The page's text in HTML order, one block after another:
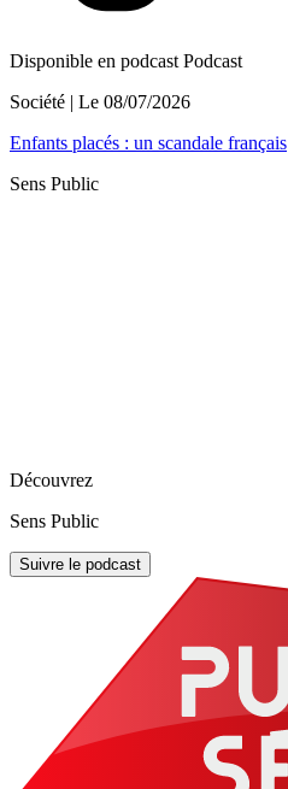
Disponible en podcast Podcast
Société | Le 08/07/2026
Enfants placés : un scandale français
Sens Public
Découvrez
Sens Public
Suivre le podcast